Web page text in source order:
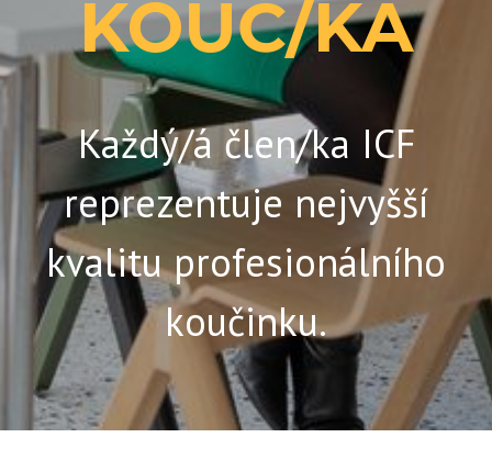
KOUČ/KA
Každý/á člen/ka ICF
reprezentuje nejvyšší
kvalitu profesionálního
koučinku.